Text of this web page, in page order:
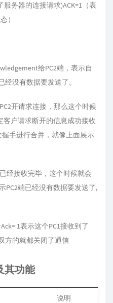
务器的连接请求)ACK=1（表
）
给PC2端，表示自
经没有数据要发送了。
开请求连接，那么这个时候
客户请求断开的信息成功接收
手进行合并，就像上面展示
经接收完毕，这个时候就会
PC2端已经没有数据要发送了,
1表示这个PC1接收到了
方的就都关闭了通信
其功能
说明